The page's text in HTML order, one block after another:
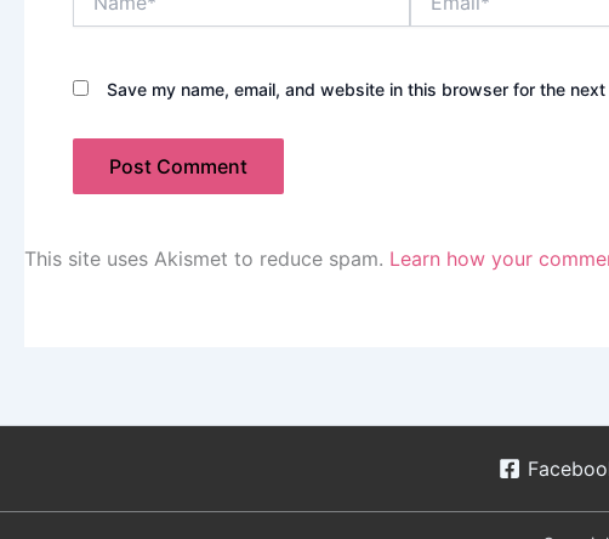
Save my name, email, and website in this browser for the
This site uses Akismet to reduce spam. Learn how your